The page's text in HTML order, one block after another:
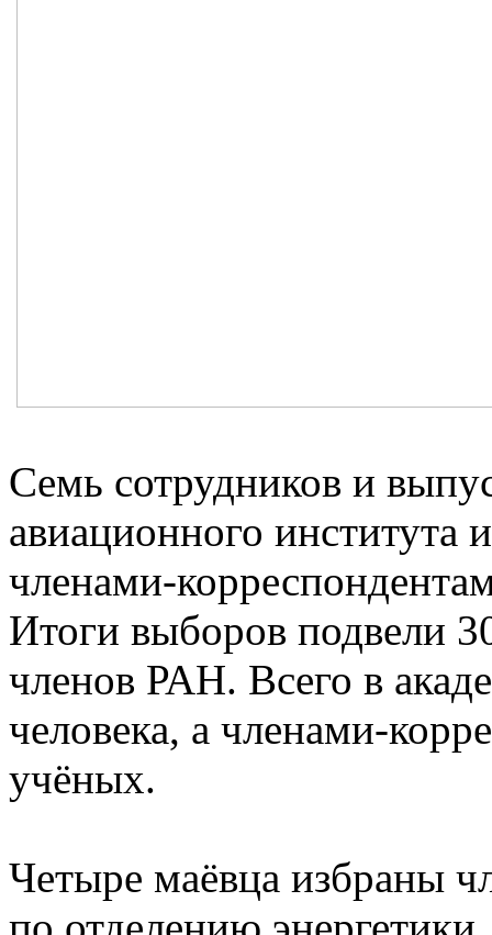
Семь сотрудников и
авиационного института
членами-
Итоги выборов подвели
членов РАН. Всего в
человека, а членами-
учёных.
Четыре маёвца избраны